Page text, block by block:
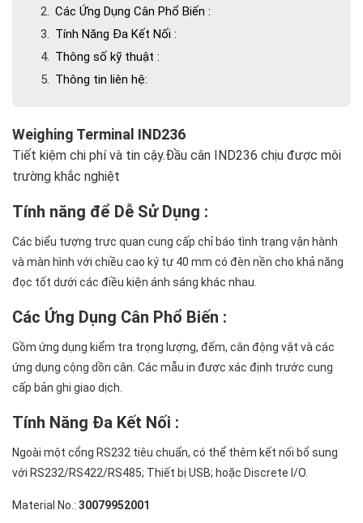
Các Ứng Dụng Cân Phổ Biến :
Tính Năng Đa Kết Nối :
Thông số kỹ thuật :
Thông tin liên hệ:
Weighing Terminal IND236
Tiết kiệm chi phí và tin cậy.Đầu cân IND236 chịu được môi
trường khắc nghiệt
Tính năng để Dễ Sử Dụng :
Các biểu tượng trực quan cung cấp chỉ báo tình trạng vận hành
và màn hình với chiều cao ký tự 40 mm có đèn nền cho khả năng
đọc tốt dưới các điều kiện ánh sáng khác nhau.
Các Ứng Dụng Cân Phổ Biến :
Gồm ứng dụng kiểm tra trọng lượng, đếm, cân động vật và các
ứng dụng cộng dồn cân. Các mẫu in được xác định trước cung
cấp bản ghi giao dịch.
Tính Năng Đa Kết Nối :
Ngoài một cổng RS232 tiêu chuẩn, có thể thêm kết nối bổ sung
với RS232/RS422/RS485; Thiết bị USB; hoặc Discrete I/O.
Material No.: 30079952001